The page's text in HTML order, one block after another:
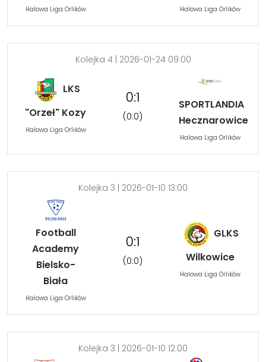
Halowa Liga Orlików Halowa Liga Orlików
Kolejka 4 | 2026-01-24 09:00
LKS
"Orzeł" Kozy
Halowa Liga Orlików
0:1
(0:0)
SPORTLANDIA
Hecznarowice
Halowa Liga Orlików
Kolejka 3 | 2026-01-10 13:00
Football
Academy
Bielsko-
Biała
Halowa Liga Orlików
0:1
(0:0)
GLKS
Wilkowice
Halowa Liga Orlików
Kolejka 3 | 2026-01-10 12:00